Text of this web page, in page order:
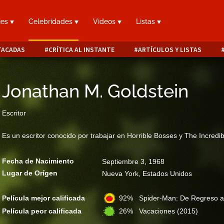
Celebridades Videos Listas
CRÍTICA AL INSTANTE ARTÍCULOS Y LISTAS
Jonathan M. Goldstein
Escritor
Es un escritor conocido por trabajar en Horrible Bosses y The
Fecha de Nacimiento
Septiembre 3, 1968
Lugar de Orígen
Nueva York, Estados Unidos
Película mejor calificada
92% Spider-Man: De Regreso
Película peor calificada
26% Vacaciones (2015)